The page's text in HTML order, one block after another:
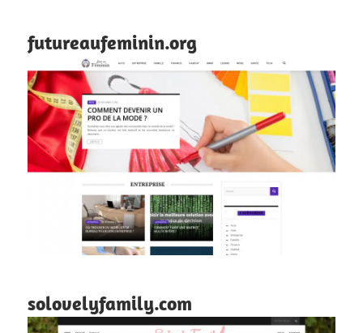
futureaufeminin.org
solovelyfamily.com